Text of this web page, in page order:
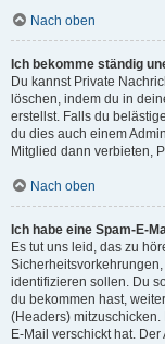
Nach oben
Ich bekomme ständig
Du kannst Private
löschen, indem du in
erstellst. Falls du
du dies auch einem
Mitglied dann verbieten,
Nach oben
Ich habe eine Spam-E-
Es tut uns leid, das zu
identifizieren sollen. Du
du bekommen hast,
(Headers)
E-Mail verschickt hat.